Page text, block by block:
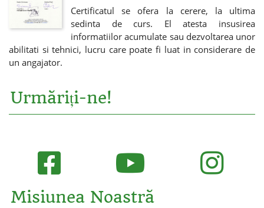
Certificatul se ofera la cerere, la ultima
sedinta de curs. El atesta insusirea
informatiilor acumulate sau dezvoltarea unor
abilitati si tehnici, lucru care poate fi luat in considerare de
un angajator.
Urmăriți-ne!
Misiunea Noastră